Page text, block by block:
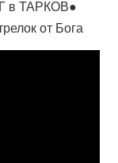
в ТАРКОВ●
от Бога